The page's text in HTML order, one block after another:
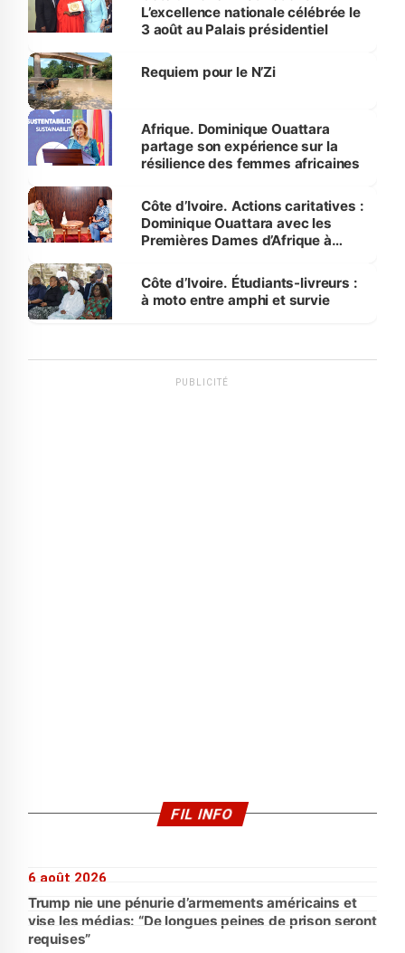
L’excellence nationale célébrée le
3 août au Palais présidentiel
Requiem pour le N’Zi
Afrique. Dominique Ouattara
partage son expérience sur la
résilience des femmes africaines
Côte d’Ivoire. Actions caritatives :
Dominique Ouattara avec les
Premières Dames d’Afrique à
Côte d’Ivoire. Étudiants-livreurs :
à moto entre amphi et survie
PUBLICITÉ
FIL INFO
6 août 2026
Trump nie une pénurie d’armements américains et
vise les médias: “De longues peines de prison seront
requises”